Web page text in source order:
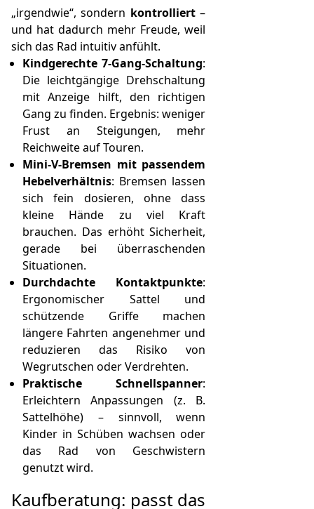
„irgendwie“, sondern kontrolliert–
und hat dadurch mehr Freude, weil
sich das Rad intuitiv anfühlt.
Kindgerechte 7‑Gang-Schaltung:
Die leichtgängige Drehschaltung
mit Anzeige hilft, den richtigen
Gang zu finden. Ergebnis: weniger
Frust an Steigungen, mehr
Reichweite auf Touren.
Mini‑V‑Bremsen mit passendem
Hebelverhältnis: Bremsen lassen
sich fein dosieren, ohne dass
kleine Hände zu viel Kraft
brauchen. Das erhöht Sicherheit,
gerade bei überraschenden
Situationen.
Durchdachte Kontaktpunkte:
Ergonomischer Sattel und
schützende Griffe machen
längere Fahrten angenehmer und
reduzieren das Risiko von
Wegrutschen oder Verdrehten.
Praktische Schnellspanner:
Erleichtern Anpassungen (z. B.
Sattelhöhe) – sinnvoll, wenn
Kinder in Schüben wachsen oder
das Rad von Geschwistern
genutzt wird.
Kaufberatung: passt das